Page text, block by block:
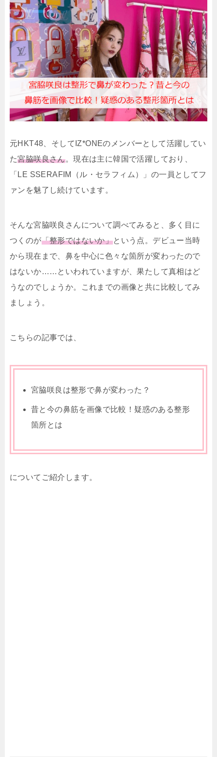
元HKT48、そしてIZ*ONEのメンバーとして活躍してい
た宮脇咲良さん。現在は主に韓国で活躍しており、
「LE SSERAFIM（ル・セラフィム）」の一員としてフ
ァンを魅了し続けています。
そんな宮脇咲良さんについて調べてみると、多く目に
つくのが「整形ではないか」という点。デビュー当時
から現在まで、鼻を中心に色々な箇所が変わったので
はないか……といわれていますが、果たして真相はど
うなのでしょうか。これまでの画像と共に比較してみ
ましょう。
こちらの記事では、
宮脇咲良は整形で鼻が変わった？
昔と今の鼻筋を画像で比較！疑惑のある整形
箇所とは
についてご紹介します。